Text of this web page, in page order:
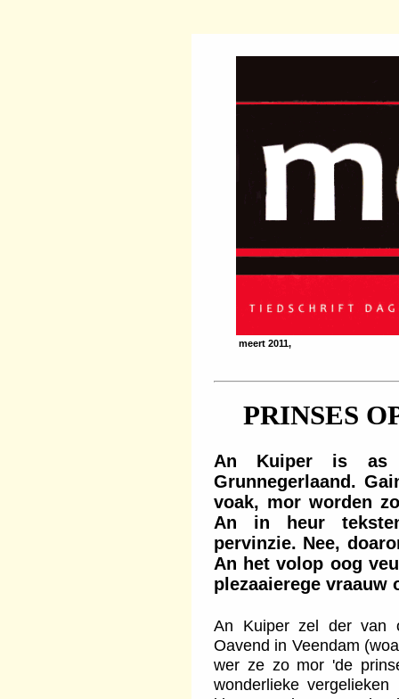
meert 2011,
PRINSES
An Kuiper is as
Grunnegerlaand.
voak, mor worden
An in heur
pervinzie. Nee,
An het volop oog
plezaaierege vraauw
An Kuiper zel der van
Oavend in Veendam
wer ze zo mor 'de
wonderlieke